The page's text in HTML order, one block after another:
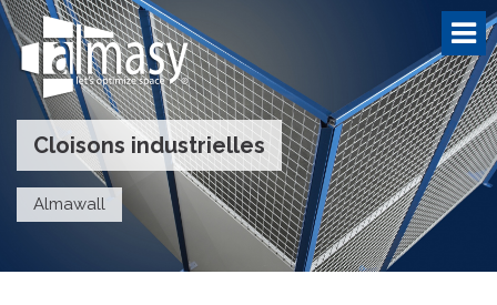
Cloisons industrielles
Almawall